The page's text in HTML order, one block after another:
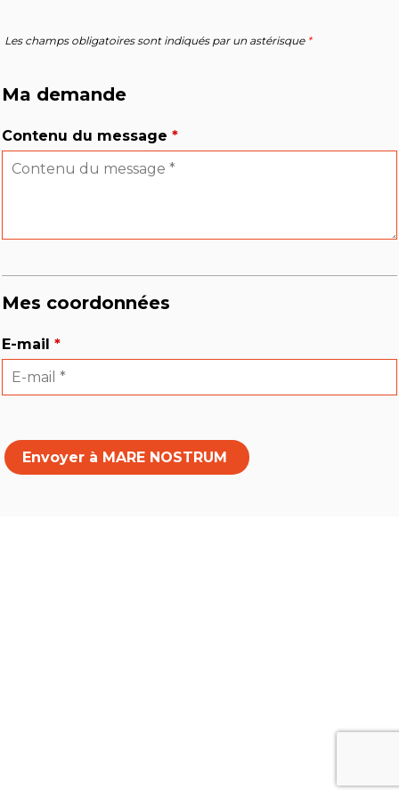
Les champs obligatoires sont indiqués par un astérisque *
Ma demande
Contenu du message *
Mes coordonnées
E-mail *